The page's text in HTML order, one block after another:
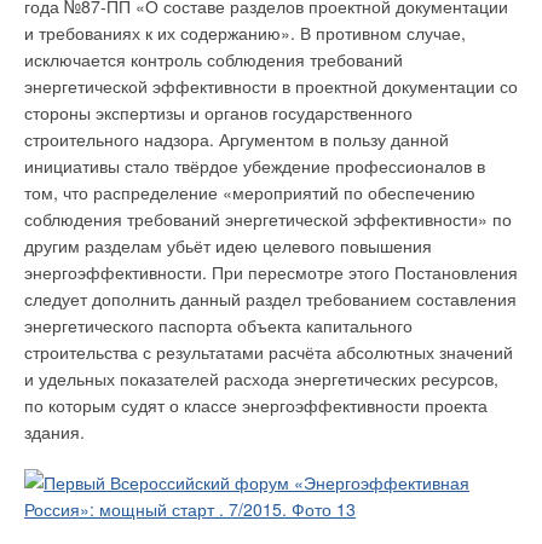
года №87-ПП «О составе разделов проектной документации
и требованиях к их содержанию». В противном случае,
исключается контроль соблюдения требований
энергетической эффективности в проектной документации со
стороны экспертизы и органов государственного
строительного надзора. Аргументом в пользу данной
инициативы стало твёрдое убеждение профессионалов в
том, что распределение «мероприятий по обеспечению
соблюдения требований энергетической эффективности» по
другим разделам убьёт идею целевого повышения
энергоэффективности. При пересмотре этого Постановления
следует дополнить данный раздел требованием составления
энергетического паспорта объекта капитального
строительства с результатами расчёта абсолютных значений
и удельных показателей расхода энергетических ресурсов,
по которым судят о классе энергоэффективности проекта
здания.